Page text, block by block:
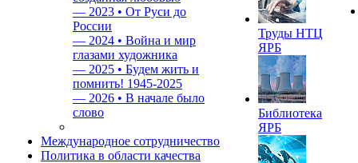
— 2023 • От Руси до
России
— 2024 • Война и мир
глазами художника
— 2025 • Будем жить и
помнить! 1945-2025
— 2026 • В начале было
слово
Международное сотрудничество
Политика в области качества
Труды НТЦ
ЯРБ
Библиотека
ЯРБ